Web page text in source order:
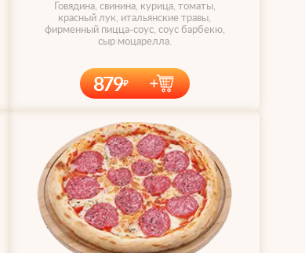
Говядина, свинина, курица, томаты,
красный лук, итальянские травы,
фирменный пицца-соус, соус барбекю,
сыр моцарелла.
879